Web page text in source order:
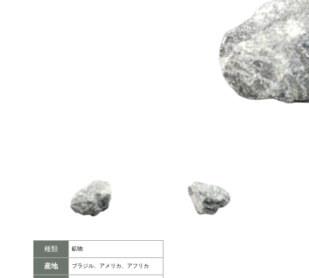
種類 鉱物
産地 ブラジル、アメリカ、アフリカ